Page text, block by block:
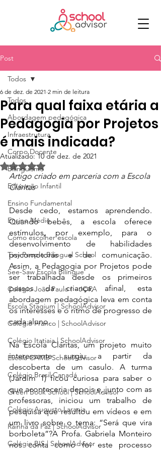
Post
Todos
Abordagem pedagógica
Infraestrutura
Corpo Docente
Bilinguismo
Educação Infantil
Ensino Fundamental
Ensino Médio
Como escolher escola
Tiny People Bilingual School
See-Saw Escola Bilíngue
Colégio João Paulo I - JOPA
Escola Stagium | SchoolAdvisor
Colégio Franco | SchoolAdvisor
Colégio Itatiaia | SchoolAdvisor
Escola CAMB SchoolAdvisor
Colégio Brasil Canadá
Green Book School | SchoolAdvisor
Colégio Augusto Laranja
Rainha da Paz | SchoolAdvisor
Colégio BIS | SchoolAdvisor
Todos
Para qual faixa etária a
Pedagogia por Projetos
é mais indicada?
6 de dez. de 2021 2 min de leitura
Atualizado:10 de dez. de 2021
Avaliado com NaN de 5 estrelas.
Artigo criado em parceria com a Escola
Cláritas
Desde cedo, estamos aprendendo.
Quando bebês, a escola oferece
estímulos, por exemplo, para o
desenvolvimento de habilidades
psicomotoras e de comunicação.
Assim, a Pedagogia por Projetos pode
ser trabalhada desde os primeiros
passos da criança, afinal, esta
abordagem pedagógica leva em conta
os interesses e o ritmo de progresso de
cada aluno.
Na Escola Cláritas, um projeto muito
interessante surgiu a partir da
descoberta de um casulo. A turma
(Jardim 1) ficou curiosa para saber o
que aconteceria depois e, junto com as
professoras, iniciou um trabalho de
pesquisa que resultou em vídeos e em
um livro sobre o tema: “Será que vira
borboleta”?A Profa. Gabriela Monteiro
nos conta como foi este processo